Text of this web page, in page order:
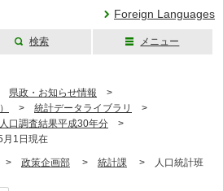
Foreign Languages
検索 メニュー
県政・お知らせ情報 >
> 統計データライブラリ
>
口調査結果平成30年分 >
1日現在
> 政策企画部 > 統計課 > 人口統計班